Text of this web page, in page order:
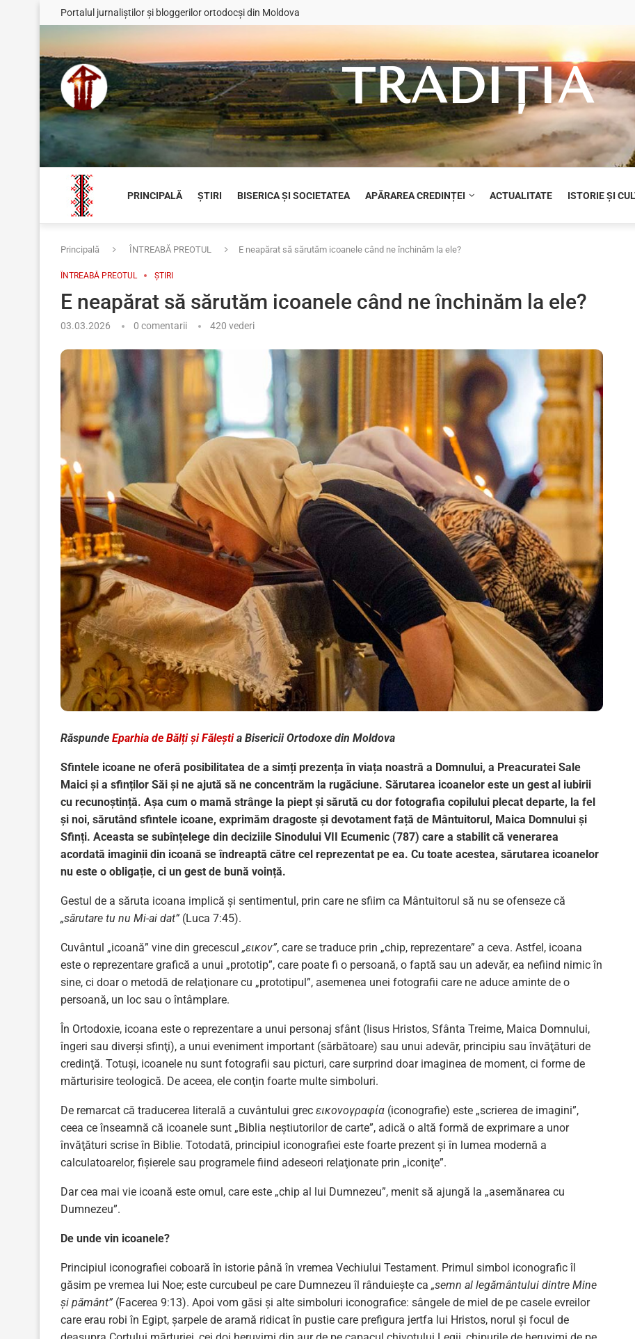
Portalul jurnaliștilor și bloggerilor ortodocși din Moldova
TRADIȚIA
PRINCIPALĂ ȘTIRI BISERICA ȘI SOCIETATEA APĂRAREA CREDINȚEI ACTUALITATE ISTORIE ȘI
Principală ÎNTREABĂ PREOTUL E neapărat să sărutăm icoanele când ne închinăm la ele?
ÎNTREABĂ PREOTUL ȘTIRI
E neapărat să sărutăm icoanele când ne închinăm la ele?
03.03.2026 0 comentarii 420 vederi
Răspunde Eparhia de Bălți și Făleștia Bisericii Ortodoxe din Moldova
Sfintele icoane ne oferă posibilitatea de a simți prezența în viața noastră a Domnului, a Preacuratei Sale
Maici și a sfinților Săi și ne ajută să ne concentrăm la rugăciune. Sărutarea icoanelor este un gest al iubirii
cu recunoștință. Așa cum o mamă strânge la piept și sărută cu dor fotografia copilului plecat departe, la fel
și noi, sărutând sfintele icoane, exprimăm dragoste și devotament față de Mântuitorul, Maica Domnului și
Sfinți. Aceasta se subînțelege din deciziile Sinodului VII Ecumenic (787) care a stabilit că venerarea
acordată imaginii din icoană se îndreaptă către cel reprezentat pe ea. Cu toate acestea, sărutarea icoanelor
nu este o obligație, ci un gest de bună voință.
Gestul de a săruta icoana implică și sentimentul, prin care ne sfiim ca Mântuitorul să nu se ofenseze că
„sărutare tu nu Mi-ai dat” (Luca 7:45).
Cuvântul „icoană” vine din grecescul „εικον”, care se traduce prin „chip, reprezentare” a ceva. Astfel, icoana
este o reprezentare grafică a unui „prototip”, care poate fi o persoană, o faptă sau un adevăr, ea nefiind nimic în
sine, ci doar o metodă de relaţionare cu „prototipul”, asemenea unei fotografii care ne aduce aminte de o
persoană, un loc sau o întâmplare.
În Ortodoxie, icoana este o reprezentare a unui personaj sfânt (Iisus Hristos, Sfânta Treime, Maica Domnului,
îngeri sau diverşi sfinţi), a unui eveniment important (sărbătoare) sau unui adevăr, principiu sau învăţături de
credinţă. Totuşi, icoanele nu sunt fotografii sau picturi, care surprind doar imaginea de moment, ci forme de
mărturisire teologică. De aceea, ele conţin foarte multe simboluri.
De remarcat că traducerea literală a cuvântului grec εικονογραφία (iconografie) este „scrierea de imagini”,
ceea ce înseamnă că icoanele sunt „Biblia neştiutorilor de carte”, adică o altă formă de exprimare a unor
învăţături scrise în Biblie. Totodată, principiul iconografiei este foarte prezent şi în lumea modernă a
calculatoarelor, fişierele sau programele fiind adeseori relaţionate prin „iconiţe”.
Dar cea mai vie icoană este omul, care este „chip al lui Dumnezeu”, menit să ajungă la „asemănarea cu
Dumnezeu”.
De unde vin icoanele?
Principiul iconografiei coboară în istorie până în vremea Vechiului Testament. Primul simbol iconografic îl
găsim pe vremea lui Noe; este curcubeul pe care Dumnezeu îl rânduieşte ca „semn al legământului dintre Mine
şi pământ” (Facerea 9:13). Apoi vom găsi şi alte simboluri iconografice: sângele de miel de pe casele evreilor
care erau robi în Egipt, şarpele de aramă ridicat în pustie care prefigura jertfa lui Hristos, norul şi focul de